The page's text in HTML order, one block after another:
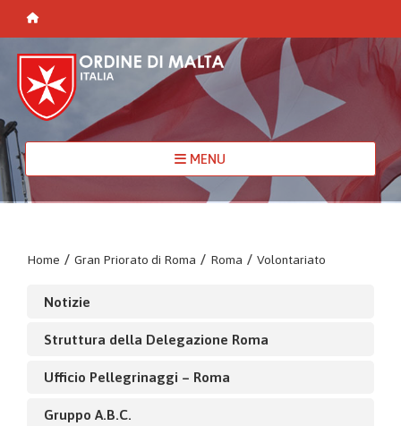
MENU
Home / Gran Priorato di Roma / Roma / Volontariato
Notizie
Struttura della Delegazione Roma
Ufficio Pellegrinaggi – Roma
Gruppo A.B.C.